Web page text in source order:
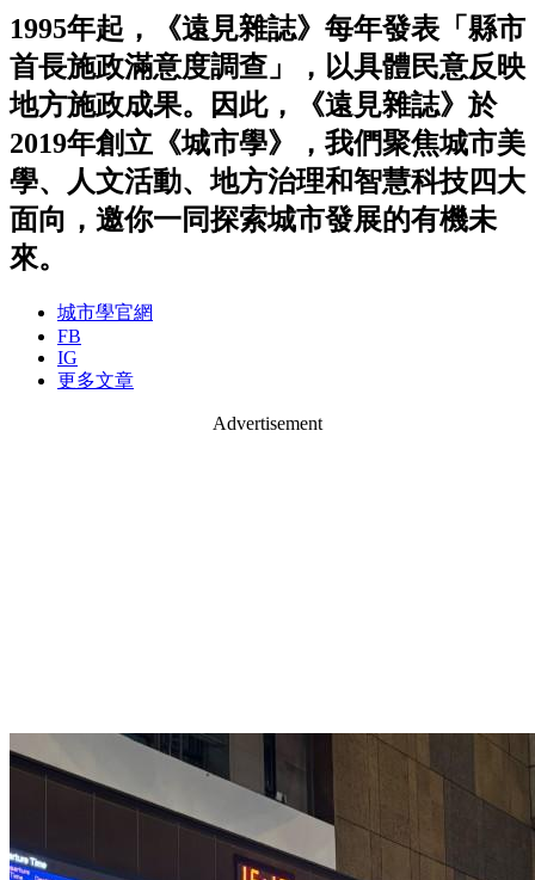
1995年起，《遠見雜誌》每年發表「縣市
首長施政滿意度調查」，以具體民意反映
地方施政成果。因此，《遠見雜誌》於
2019年創立《城市學》，我們聚焦城市美
學、人文活動、地方治理和智慧科技四大
面向，邀你一同探索城市發展的有機未
來。
城市學官網
FB
IG
更多文章
Advertisement